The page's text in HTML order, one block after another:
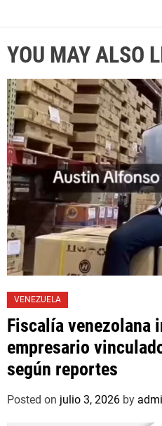
YOU MAY ALSO
VENEZUELA
Fiscalía venezolana
empresario
según reportes
Posted on julio 3, 2026 by